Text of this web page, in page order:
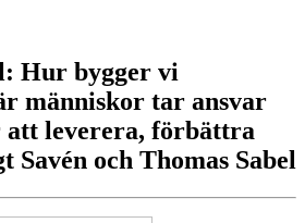
Hur bygger vi
människor tar ansvar
att leverera, förbättra
Savén och Thomas Sabel